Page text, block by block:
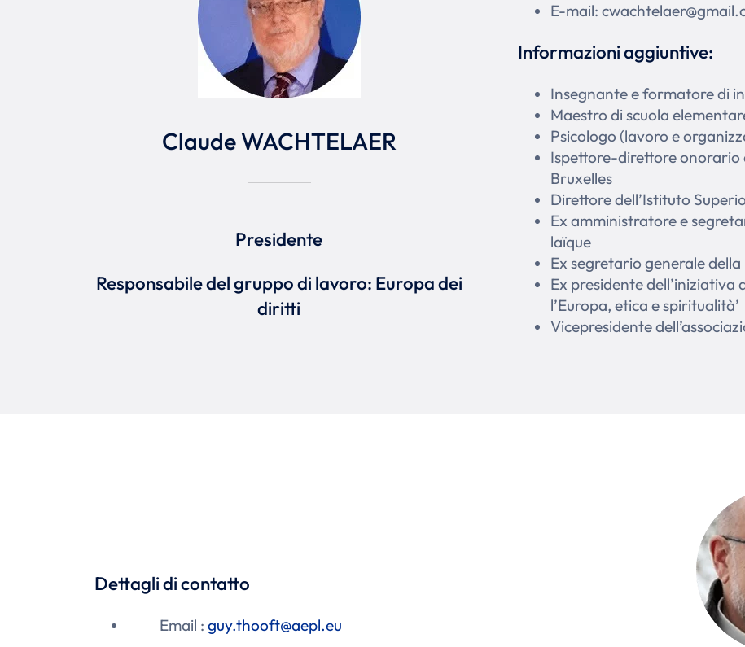
Claude WACHTELAER
Presidente
Responsabile del gruppo di lavoro: Europa dei
diritti
E-mail:
Informazioni aggiuntive:
Insegnante e formatore di
Maestro di scuola
Psicologo (lavoro e
Ispettore-direttore onorario
Bruxelles
Direttore dell’Istituto
Ex amministratore e
laïque
Ex segretario generale
Ex presidente dell’iniziativa
l’Europa, etica e spiritualità’
Vicepresidente
Dettagli di contatto
Email : guy.thooft@aepl.eu